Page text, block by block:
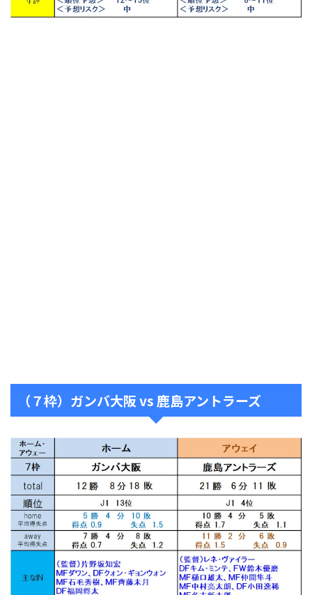
（７枠）ガンバ大阪 vs 鹿島アントラーズ